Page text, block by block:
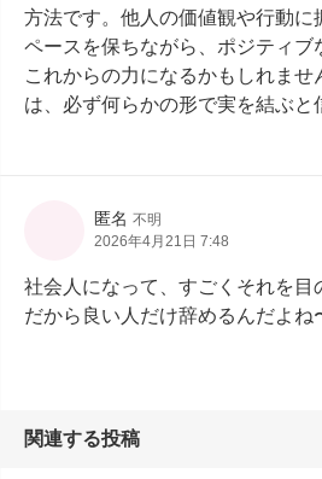
方法です。他人の価値観や行動に
ペースを保ちながら、ポジティブ
これからの力になるかもしれませ
は、必ず何らかの形で実を結ぶと
匿名 不明
2026年4月21日 7:48
社会人になって、すごくそれを目
だから良い人だけ辞めるんだよね
関連する投稿